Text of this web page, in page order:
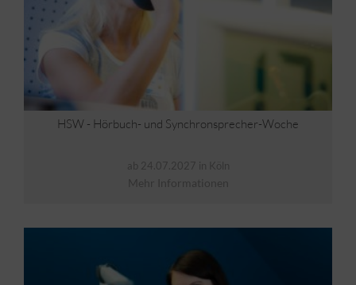
HSW - Hörbuch- und Synchronsprecher-Woche
ab 24.07.2027 in Köln
Mehr Informationen